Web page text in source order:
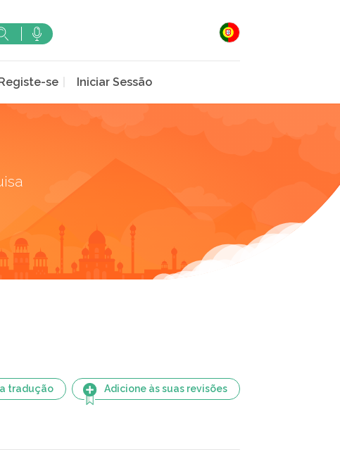
se Iniciar Sessão
tradução Adicione às suas revisões